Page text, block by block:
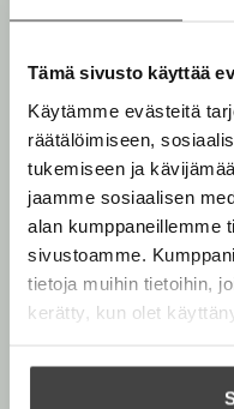
Tämä sivusto käyttää
Käytämme evästeitä
räätälöimiseen,
tukemiseen ja
jaamme sosiaalisen
alan kumppaneillemme
sivustoamme.
tietoja muihin tietoihin,
kerätty, kun olet